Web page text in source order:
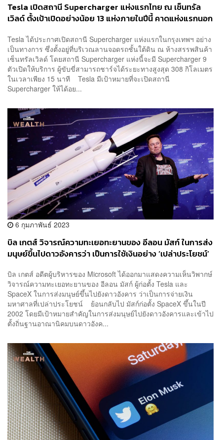
Tesla เปิดสถานี Supercharger แห่งแรกไทย ณ เซ็นทรัล
เวิลด์ ตั้งเป้าเปิดอย่างน้อย 13 แห่งภายในปีนี้ คาดแห่งแรกนอก
Tesla ได้ประกาศเปิดสถานี Supercharger แห่งแรกในกรุงเทพฯ อย่าง
เป็นทางการ ซึ่งตั้งอยู่ที่บริเวณลานจอดรถชั้นใต้ดิน ณ ห้างสรรพสินค้า
เซ็นทรัลเวิลด์ โดยสถานี Supercharger แห่งนี้จะมี Supercharger 9
ตัวเปิดให้บริการ ผู้ขับขี่สามารถชาร์จได้ระยะทางสูงสุด 308 กิโลเมตร
ในเวลาเพียง 15 นาที Tesla มีเป้าหมายที่จะเปิดสถานี
Supercharger ให้ได้อย...
6 กุมภาพันธ์ 2023
บิล เกตส์ วิจารณ์ความทะเยอทะยานของ อีลอน มัสก์ ในการส่ง
มนุษย์ขึ้นไปดาวอังคารว่า เป็นการใช้เงินอย่าง ‘เปล่าประโยชน์’
บิล เกตส์ อดีตผู้บริหารของ Microsoft ได้ออกมาแสดงความเห็นวิพากษ์
วิจารณ์ความทะเยอทะยานของ อีลอน มัสก์ ผู้ก่อตั้ง Tesla และ
SpaceX ในการส่งมนุษย์ขึ้นไปยังดาวอังคาร ว่าเป็นการจ่ายเงิน
มหาศาลที่เปล่าประโยชน์ ย้อนกลับไป มัสก์ก่อตั้ง SpaceX ขึ้นในปี
2002 โดยมีเป้าหมายสำคัญในการส่งมนุษย์ไปยังดาวอังคารและเข้าไป
ตั้งถิ่นฐานอาณานิคมบนดาวอังค...